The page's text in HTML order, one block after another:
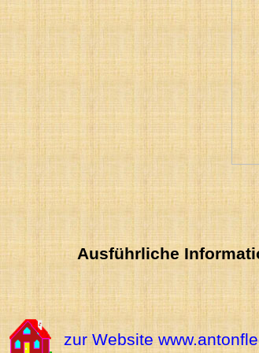
Ausführliche
zur Website